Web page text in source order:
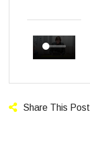
Share This Post